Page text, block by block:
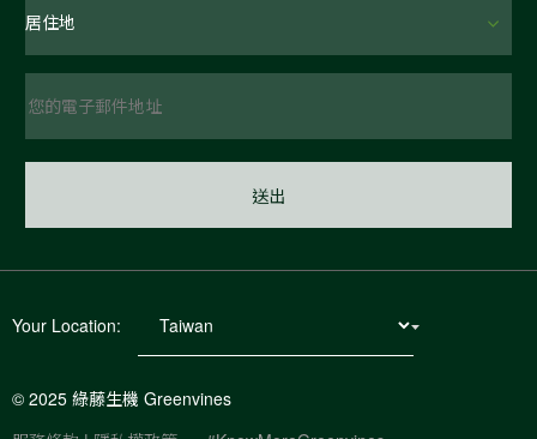
© 2025 綠藤生機 Greenvines
Your Location: